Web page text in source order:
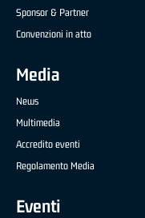
Sponsor & Partner
Convenzioni in atto
Media
News
Multimedia
Accredito eventi
Regolamento Media
Eventi